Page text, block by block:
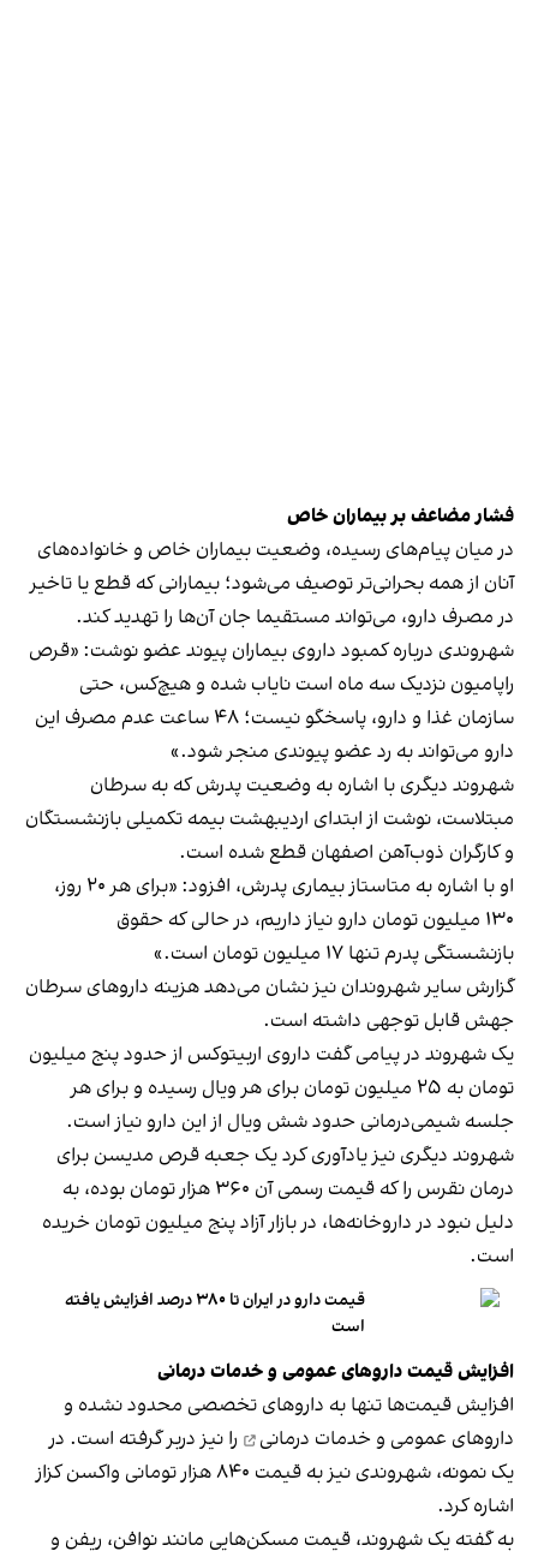
فشار مضاعف بر بیماران خاص
در میان پیام‌های رسیده، وضعیت بیماران خاص و خانواده‌های
آنان از همه بحرانی‌تر توصیف می‌شود؛ بیمارانی که قطع یا تاخیر
در مصرف دارو، می‌تواند مستقیما جان آن‌ها را تهدید کند.
شهروندی درباره کمبود داروی بیماران پیوند عضو نوشت: «قرص
راپامیون نزدیک سه ماه است نایاب شده و هیچ‌کس، حتی
سازمان غذا و دارو، پاسخگو نیست؛ ۴۸ ساعت عدم مصرف این
دارو می‌تواند به رد عضو پیوندی منجر شود.»
شهروند دیگری با اشاره به وضعیت پدرش که به سرطان
مبتلاست، نوشت از ابتدای اردیبهشت بیمه تکمیلی بازنشستگان
و کارگران ذوب‌آهن اصفهان قطع شده است.
او با اشاره به متاستاز بیماری پدرش، افزود: «برای هر ۲۰ روز،
۱۳۰ میلیون تومان دارو نیاز داریم، در حالی که حقوق
بازنشستگی پدرم تنها ۱۷ میلیون تومان است.»
گزارش سایر شهروندان نیز نشان می‌دهد هزینه داروهای سرطان
جهش قابل توجهی داشته است.
یک شهروند در پیامی گفت داروی اربیتوکس از حدود پنج میلیون
تومان به ۲۵ میلیون تومان برای هر ویال رسیده و برای هر
جلسه شیمی‌درمانی حدود شش ویال از این دارو نیاز است.
شهروند دیگری نیز یادآوری کرد یک جعبه قرص مدیسن برای
درمان نقرس را که قیمت رسمی آن ۳۶۰ هزار تومان بوده، به
دلیل نبود در داروخانه‌ها، در بازار آزاد پنج میلیون تومان خریده
است.
قیمت دارو در ایران تا ۳۸۰ درصد افزایش یافته
است
افزایش قیمت داروهای عمومی و خدمات درمانی
افزایش قیمت‌ها تنها به داروهای تخصصی محدود نشده و
داروهای عمومی و خدمات درمانی
را نیز دربر گرفته است. در
یک نمونه، شهروندی نیز به قیمت ۸۴۰ هزار تومانی واکسن کزاز
اشاره کرد.
به گفته یک شهروند، قیمت مسکن‌هایی مانند نوافن، ریفن و